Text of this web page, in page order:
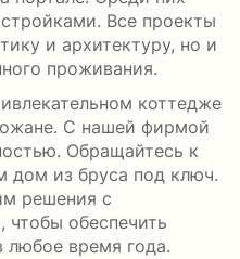
Все проекты
и архитектуру, но и
проживания.
коттедже
С нашей фирмой
Обращайтесь к
из бруса под ключ.
решения с
чтобы обеспечить
время года.